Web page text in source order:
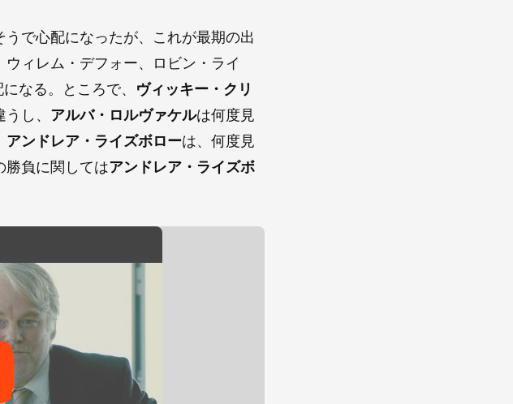
うで心配になったが、これが最期の出
ィレム・デフォー、ロビン・ライ
なる。ところで、 ヴィッキー・クリ
し、 アルバ・ロルヴァケルは何度見
アンドレア・ライズボローは、何度見
勝負に関してはアンドレア・ライズボ